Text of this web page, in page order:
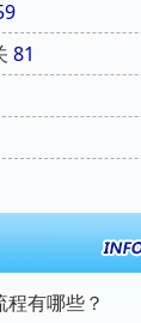
81
有哪些？